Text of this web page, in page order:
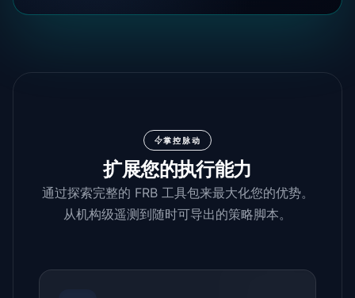
掌控脉动
扩展您的执行能力
通过探索完整的 FRB 工具包来最大化您的优势。
从机构级遥测到随时可导出的策略脚本。